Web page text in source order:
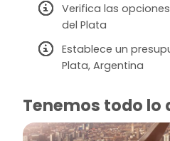
Verifica las
del Plata
Establece un
Plata, Argentina
Tenemos todo lo